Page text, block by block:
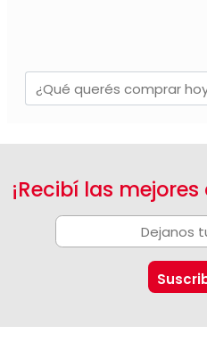
¡Recibí las